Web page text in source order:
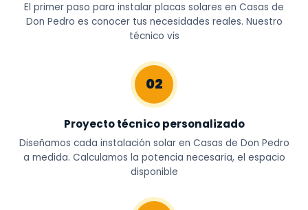
El primer paso para instalar placas solares en Casas de
Don Pedro es conocer tus necesidades reales. Nuestro
técnico vis
02
Proyecto técnico personalizado
Diseñamos cada instalación solar en Casas de Don Pedro
a medida. Calculamos la potencia necesaria, el espacio
disponible